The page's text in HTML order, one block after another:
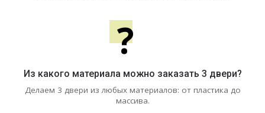
?
Из какого материала можно заказать 3 двери?
Делаем 3 двери из любых материалов: от пластика до
массива.